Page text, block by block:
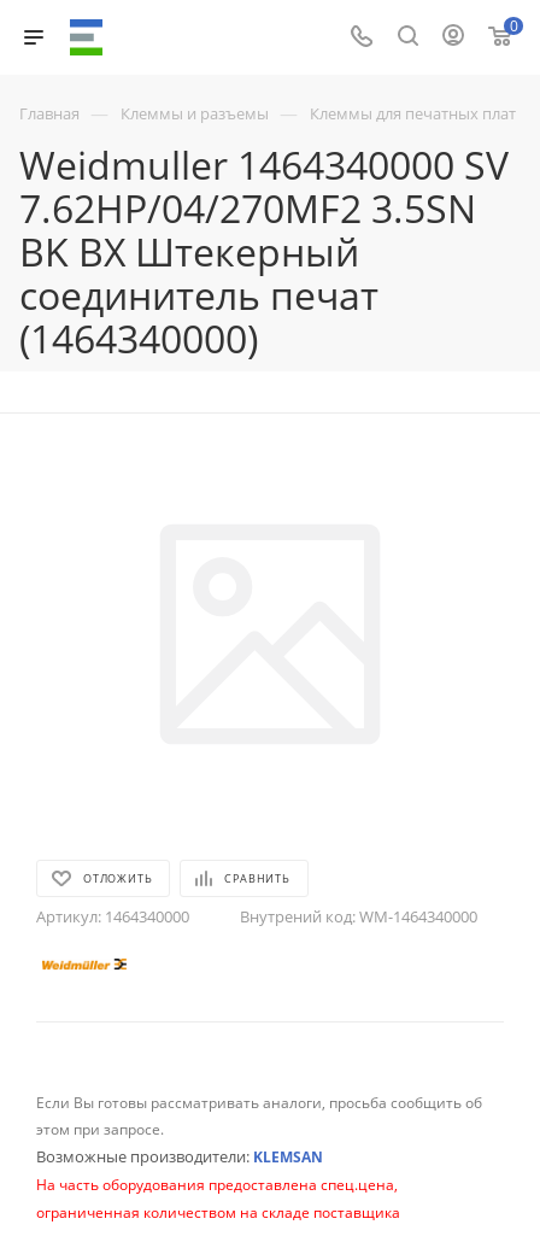
0
Главная — Клеммы и разъемы — Клеммы для печатных плат
Weidmuller 1464340000 SV
7.62HP/04/270MF2 3.5SN
BK BX Штекерный
соединитель печат
(1464340000)
ОТЛОЖИТЬ СРАВНИТЬ
Артикул: 1464340000 Внутрений код:WM-1464340000
Если Вы готовы рассматривать аналоги, просьба сообщить об
этом при запросе.
Возможные производители: KLEMSAN
На часть оборудования предоставлена спец.цена,
ограниченная количеством на складе поставщика